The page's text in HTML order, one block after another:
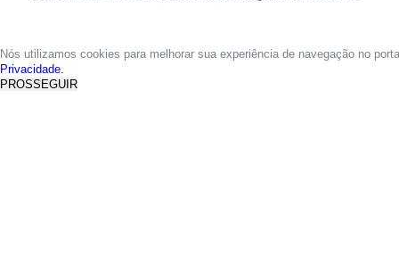
Nós utilizamos cookies para melhorar sua experiência de navegação no
Privacidade.
PROSSEGUIR